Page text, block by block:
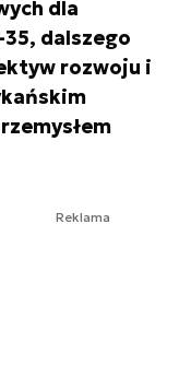
dla
dalszego
rozwoju i
Reklama